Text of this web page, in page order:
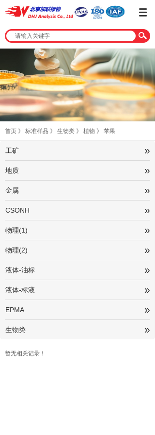
首页 》 标准样品 》 生物类 》 植物 》 苹果
工矿 »
地质 »
金属 »
CSONH »
物理(1) »
物理(2) »
液体-油标 »
液体-标液 »
EPMA »
生物类 »
暂无相关记录！